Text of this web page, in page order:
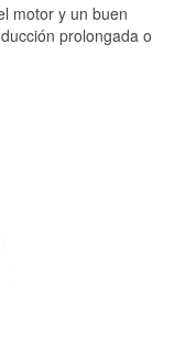
motor y un buen
prolongada o